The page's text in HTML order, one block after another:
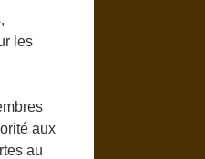
les
aux
au